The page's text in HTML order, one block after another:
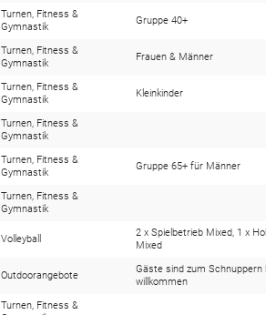
Turnen, Fitness &
Gymnastik
Gruppe 40+
Turnen, Fitness &
Gymnastik
Frauen & Männer
Turnen, Fitness &
Gymnastik
Kleinkinder
Turnen, Fitness &
Gymnastik
Turnen, Fitness &
Gymnastik
Gruppe 65+ für Männer
Turnen, Fitness &
Gymnastik
Volleyball
2 x Spielbetrieb Mixed, 1 x
Mixed
Outdoorangebote
Gäste sind zum Schnuppern
willkommen
Turnen, Fitness &